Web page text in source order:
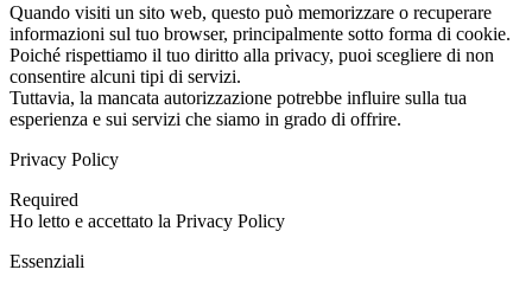
Quando visiti un sito web, questo può memorizzare o recuperare
informazioni sul tuo browser, principalmente sotto forma di cookie.
Poiché rispettiamo il tuo diritto alla privacy, puoi scegliere di non
consentire alcuni tipi di servizi.
Tuttavia, la mancata autorizzazione potrebbe influire sulla tua
esperienza e sui servizi che siamo in grado di offrire.
Privacy Policy
Required
Ho letto e accettato la Privacy Policy
Essenziali